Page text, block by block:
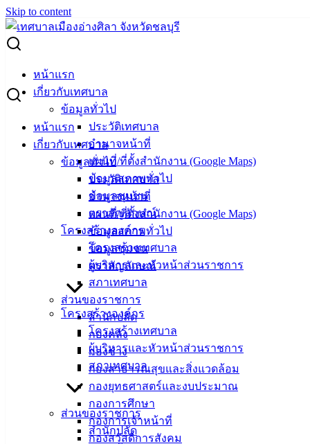
Skip to content
หน้าแรก
เกี่ยวกับเทศบาล
ข้อมูลทั่วไป
ประวัติเทศบาล
อำนาจหน้าที่
แผนที่/ที่ตั้งสำนักงาน (Google Maps)
ข้อมูลสภาพทั่วไป
ข้อมูลชุมชน
ตราสัญลักษณ์
โครงสร้างองค์กร
โครงสร้างเทศบาล
ผู้บริหารและหัวหน้าส่วนราชการ
สภาเทศบาล
ส่วนของราชการ
สำนักปลัด
กองคลัง
กองช่าง
กองสาธารณสุขและสิ่งแวดล้อม
กองยุทธศาสตร์และงบประมาณ
กองการศึกษา
กองการเจ้าหน้าที่
กองสวัสดิการสังคม
หน้าแรก
เกี่ยวกับเทศบาล
ข้อมูลทั่วไป
ประวัติเทศบาล
อำนาจหน้าที่
แผนที่/ที่ตั้งสำนักงาน (Google Maps)
ข้อมูลสภาพทั่วไป
ข้อมูลชุมชน
ตราสัญลักษณ์
โครงสร้างองค์กร
โครงสร้างเทศบาล
ผู้บริหารและหัวหน้าส่วนราชการ
สภาเทศบาล
ส่วนของราชการ
สำนักปลัด
Search for:
นายวินัย พ้นภัยพาล นายกเทศมนตรีเมืองอ่างศิลา นายพงษ์พันธ์
เกิดอ้น รองนายกเทศมนตรีเมืองอ่างศิลา นายอภิชาติ เจริญผล
และนายภูริวัฒน์ เสมอวงษ์ สมาชิกสภาองค์การบริหารส่วน
จังหวัดชลบุรี รับมอบน้ำดื่มเพื่อไว้สำหรับบริการประชาชนที่เข้า
รับวัคซีนซิโนฟาร์ม ณ อาคารอเนกประสงค์เทศบาลเมืองอ่าง
นายวินัย พ้นภัยพาล นายกเทศมนตรีเมือง
อ่างศิลา นายพงษ์พันธ์ เกิดอ้น รองนายก
เทศมนตรีเมืองอ่างศิลา นายอภิชาติ
เจริญผล และนายภูริวัฒน์ เสมอวงษ์
สมาชิกสภาองค์การบริหารส่วนจังหวัด
ชลบุรี รับมอบน้ำดื่มเพื่อไว้สำหรับบริการ
ประชาชนที่เข้ารับวัคซีนซิโนฟาร์ม ณ
อาคารอเนกประสงค์เทศบาลเมืองอ่างศิลา
กันยายน 23, 2021กันยายน 23, 2021
กิจกรรมอ่างศิลา